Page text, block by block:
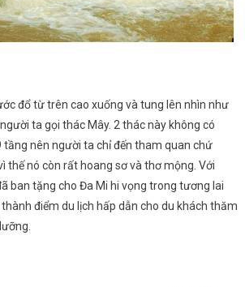
đổ từ trên cao xuống và tung lên nhìn như
ta gọi thác Mây. 2 thác này không có
nên người ta chỉ đến tham quan chứ
thế nó còn rất hoang sơ và thơ mộng. Với
ban tặng cho Đa Mi hi vọng trong tương lai
điểm du lịch hấp dẫn cho du khách thăm